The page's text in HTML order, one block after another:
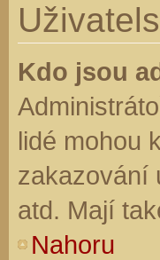
Kdo jsou
lidé mohou
zakazování
atd. Mají
Nahoru